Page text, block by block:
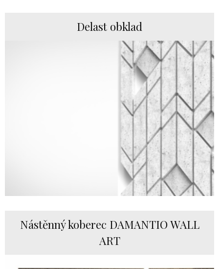
Delast obklad
Nástěnný koberec DAMANTIO WALL
ART